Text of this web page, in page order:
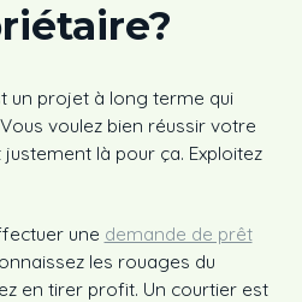
?
un projet à long terme qui
voulez bien réussir votre
là pour ça. Exploitez
une demande de prêt
les rouages du
en tirer profit. Un courtier est